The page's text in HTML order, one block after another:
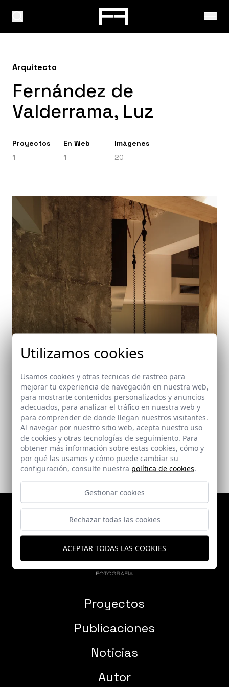
Arquitecto
Fernández de
Valderrama, Luz
Proyectos
1
En Web
1
Imágenes
20
Bar Martirio
Sevilla
Proyectos
Publicaciones
Noticias
Autor
Utilizamos cookies
Usamos cookies y otras tecnicas de rastreo para
mejorar tu experiencia de navegación en nuestra web,
para mostrarte contenidos personalizados y anuncios
adecuados, para analizar el tráfico en nuestra web y
para comprender de donde llegan nuestros visitantes.
Al navegar por nuestro sitio web, acepta nuestro uso
de cookies y otras tecnologías de seguimiento. Para
obtener más información sobre estas cookies, cómo y
por qué las usamos y cómo puede cambiar su
configuración, consulte nuestra política de cookies.
Gestionar cookies
Rechazar todas las cookies
ACEPTAR TODAS LAS COOKIES